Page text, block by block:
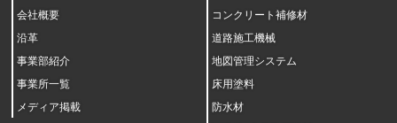
会社概要
沿革
事業部紹介
事業所一覧
メディア掲載
コンクリート補修材
道路施工機械
地図管理システム
床用塗料
防水材